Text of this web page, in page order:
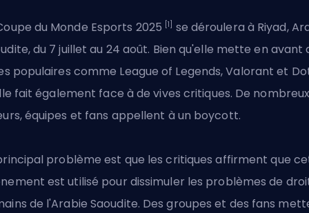
du Monde Esports 2025 [1]
se déroulera à Riyad,
du 7 juillet au 24 août. Bien qu'elle mette en avant
populaires comme League of Legends, Valorant et
fait également face à de vives critiques. De nombreux
équipes et fans appellent à un boycott.
problème est que les critiques affirment que
est utilisé pour dissimuler les problèmes de
de l'Arabie Saoudite. Des groupes et des fans